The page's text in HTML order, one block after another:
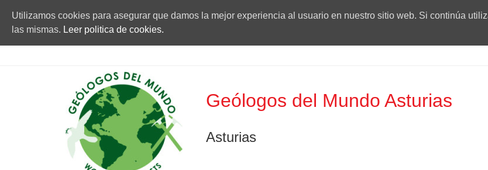
Geólogos del Mundo Asturias
Asturias
Utilizamos cookies para asegurar que damos la mejor experiencia al usuario en nuestro sitio web. Si continúa
las mismas. Leer politica de cookies.